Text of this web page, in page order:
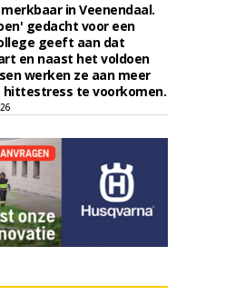
in Veenendaal.
gedacht voor een
geeft aan dat
en naast het voldoen
werken ze aan meer
te voorkomen.